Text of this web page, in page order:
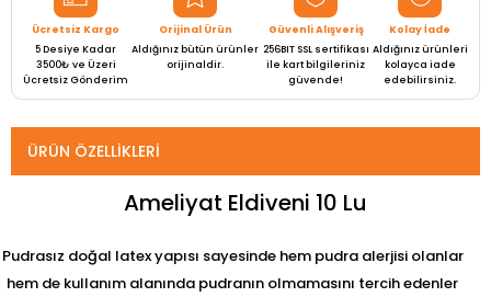
Ücretsiz Kargo
5 Desiye Kadar
3500₺ ve Üzeri
Ücretsiz Gönderim
Orijinal Ürün
Aldığınız bütün ürünler
orijinaldir.
Güvenli Alışveriş
256BIT SSL sertifikası
ile kart bilgileriniz
güvende!
Kolay İade
Aldığınız ürünleri
kolayca iade
edebilirsiniz.
ÜRÜN ÖZELLIKLERI
Ameliyat Eldiveni 10 Lu
Pudrasız doğal latex yapısı sayesinde hem pudra alerjisi olanlar
hem de kullanım alanında pudranın olmamasını tercih edenler